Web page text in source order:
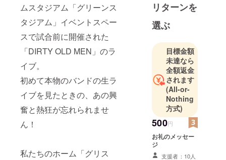
ムスタジアム「グリーンス
タジアム」イベントスペー
スで試合前に開催された
「DIRTY OLD MEN」のラ
イブ。
初めて本物のバンドの生ラ
イブを見たときの、あの興
奮と熱狂が忘れられませ
ん！
私たちのホーム「グリス
わせてくれ
る、かけが
えのない地
元クラブ
「栃木SC」
僕らの故
郷、栃木を
盛り上げる
ため、音楽
で戦う
「DIRTY
OLD MEN」
2013年8月
18日、その
リターンを
選ぶ
目標金額
未達なら
全額返金
されます
(All-or-
Nothing
方式)
500円
お礼のメッセー
ジ
支援者：10人